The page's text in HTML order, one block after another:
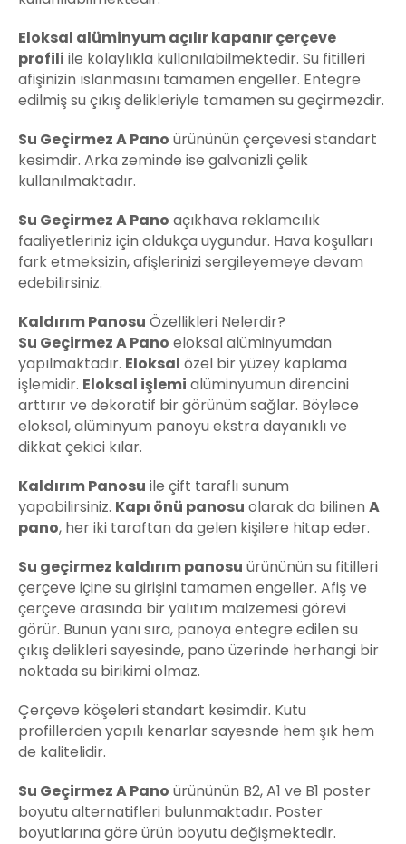
Eloksal alüminyum açılır kapanır çerçeve
profili ile kolaylıkla kullanılabilmektedir. Su fitilleri
afişinizin ıslanmasını tamamen engeller. Entegre
edilmiş su çıkış delikleriyle tamamen su geçirmezdir.
Su Geçirmez A Pano ürününün çerçevesi standart
kesimdir. Arka zeminde ise galvanizli çelik
kullanılmaktadır.
Su Geçirmez A Pano açıkhava reklamcılık
faaliyetleriniz için oldukça uygundur. Hava koşulları
fark etmeksizin, afişlerinizi sergileyemeye devam
edebilirsiniz.
Kaldırım Panosu Özellikleri Nelerdir?
Su Geçirmez A Pano eloksal alüminyumdan
yapılmaktadır. Eloksal özel bir yüzey kaplama
işlemidir. Eloksal işlemi alüminyumun direncini
arttırır ve dekoratif bir görünüm sağlar. Böylece
eloksal, alüminyum panoyu ekstra dayanıklı ve
dikkat çekici kılar.
Kaldırım Panosu ile çift taraflı sunum
yapabilirsiniz. Kapı önü panosu olarak da bilinen A
pano, her iki taraftan da gelen kişilere hitap eder.
Su geçirmez kaldırım panosu ürününün su fitilleri
çerçeve içine su girişini tamamen engeller. Afiş ve
çerçeve arasında bir yalıtım malzemesi görevi
görür. Bunun yanı sıra, panoya entegre edilen su
çıkış delikleri sayesinde, pano üzerinde herhangi bir
noktada su birikimi olmaz.
Çerçeve köşeleri standart kesimdir. Kutu
profillerden yapılı kenarlar sayesnde hem şık hem
de kalitelidir.
Su Geçirmez A Pano ürününün B2, A1 ve B1 poster
boyutu alternatifleri bulunmaktadır. Poster
boyutlarına göre ürün boyutu değişmektedir.